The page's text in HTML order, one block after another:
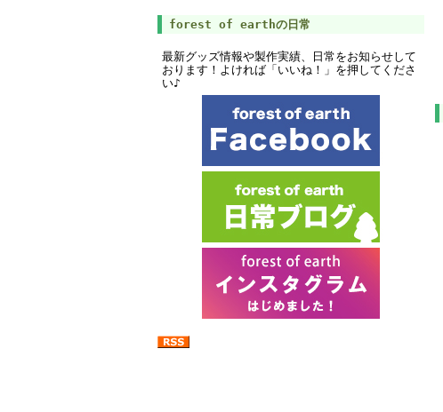
forest of earthの日常
最新グッズ情報や製作実績、日常をお知らせして
おります！よければ「いいね！」を押してくださ
い♪